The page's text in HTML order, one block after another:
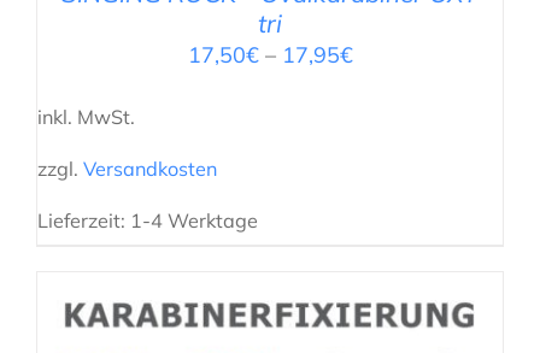
tri
17,50€– 17,95€
inkl. MwSt.
zzgl. Versandkosten
Lieferzeit: 1-4 Werktage